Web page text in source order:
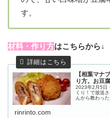
す。
材料・作り方はこちらから↓
【相葉マナ
り方。お豆
2023年2月5日
くり！で放送
んから教わっ
rinrinto.com